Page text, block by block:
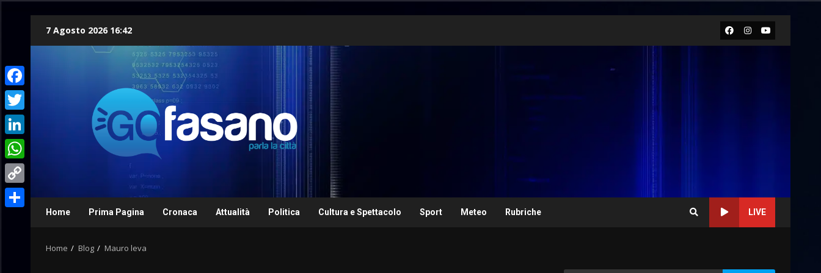
7 Agosto 2026 16:42 Facebook
Instagram
Youtube
Home Prima Pagina Cronaca Attualità Politica Cultura e Spettacolo Sport Meteo Rubriche LIVE
Home Blog Mauro leva
Facebook
Twitter
LinkedIn
WhatsApp
Copy